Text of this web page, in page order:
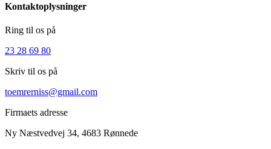
Kontaktoplysninger
Ring til os på
23 28 69 80
Skriv til os på
toemrerniss@gmail.com
Firmaets adresse
Ny Næstvedvej 34, 4683 Rønnede